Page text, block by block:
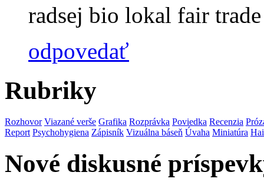
radsej bio lokal fair
odpovedať
Rubriky
Rozhovor Viazané verše Grafika Rozprávka Poviedka Recenzia
Report Psychohygiena Zápisník Vizuálna báseň Úvaha Miniatúra
Nové diskusné